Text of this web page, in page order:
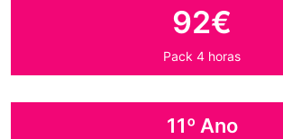
92€
Pack 4 horas
11º Ano